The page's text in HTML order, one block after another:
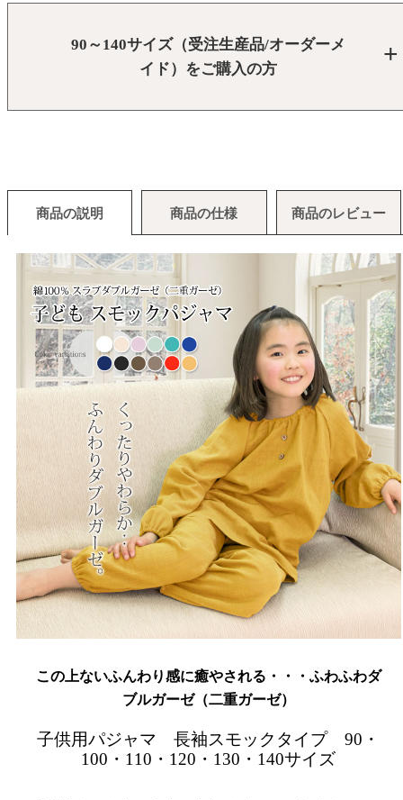
90～140サイズ（受注生産品/オーダーメ
イド）をご購入の方
商品の説明 商品の仕様 商品のレビュー
この上ないふんわり感に癒やされる・・・ふわふわダ
ブルガーゼ（二重ガーゼ）
子供用パジャマ 長袖スモックタイプ 90・
100・110・120・130・140サイズ